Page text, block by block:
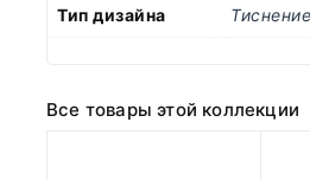
Тип дизайна Тиснение
Все товары этой коллекции